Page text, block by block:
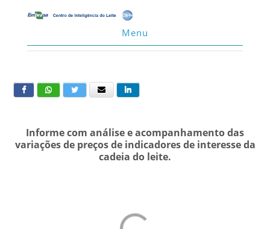
Menu
Informe com análise e acompanhamento das
variações de preços de indicadores de interesse da
cadeia do leite.